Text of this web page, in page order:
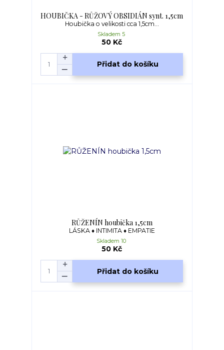
HOUBIČKA - RŮŽOVÝ OBSIDIÁN synt. 1,5cm
Houbička o velikosti cca 1,5cm...
50 Kč
Skladem 5
Přidat do košíku
RŮŽENÍN houbička 1,5cm
LÁSKA ♦ INTIMITA ♦ EMPATIE
50 Kč
Skladem 10
Přidat do košíku